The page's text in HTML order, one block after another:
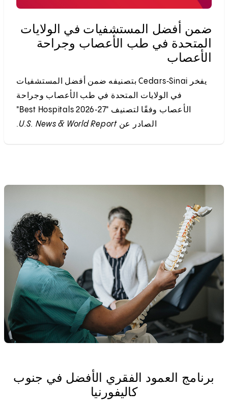
ضمن أفضل المستشفيات في الولايات
المتحدة في طب الأعصاب وجراحة
الأعصاب
يفخر Cedars‑Sinai بتصنيفه ضمن أفضل المستشفيات
في الولايات المتحدة في طب الأعصاب وجراحة
الأعصاب وفقًا لتصنيف "Best Hospitals 2026‑27"
الصادر عنU.S. News & World Report
.
برنامج العمود الفقري الأفضل في جنوب
كاليفورنيا